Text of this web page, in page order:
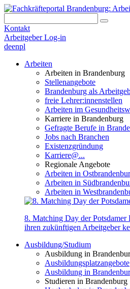
Kontakt
Arbeitgeber Log-in
deenpl
Arbeiten
Arbeiten in Brandenburg
Stellenangebote
Brandenburg als
freie Lehrer:innenstellen
Arbeiten im
Karriere in Brandenburg
Gefragte Berufe in
Jobs nach Branchen
Existenzgründung
Karriere@...
Regionale Angebote
Arbeiten in
Arbeiten in
Arbeiten in
8. Matching Day der Potsdamer
ihren zukünftigen Arbeitgeber
Ausbildung/Studium
Ausbildung in
Ausbildungsplatzangebote
Ausbildung in
Studieren in Brandenburg